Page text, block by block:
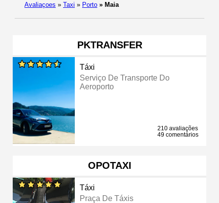
Avaliaçoes » Taxi » Porto » Maia
PKTRANSFER
Táxi
Serviço De Transporte Do
Aeroporto
210 avaliações
49 comentários
OPOTAXI
Táxi
Praça De Táxis